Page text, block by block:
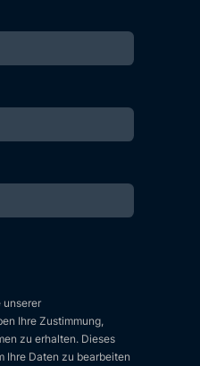
unserer
Ihre Zustimmung,
zu erhalten. Dieses
Ihre Daten zu bearbeiten